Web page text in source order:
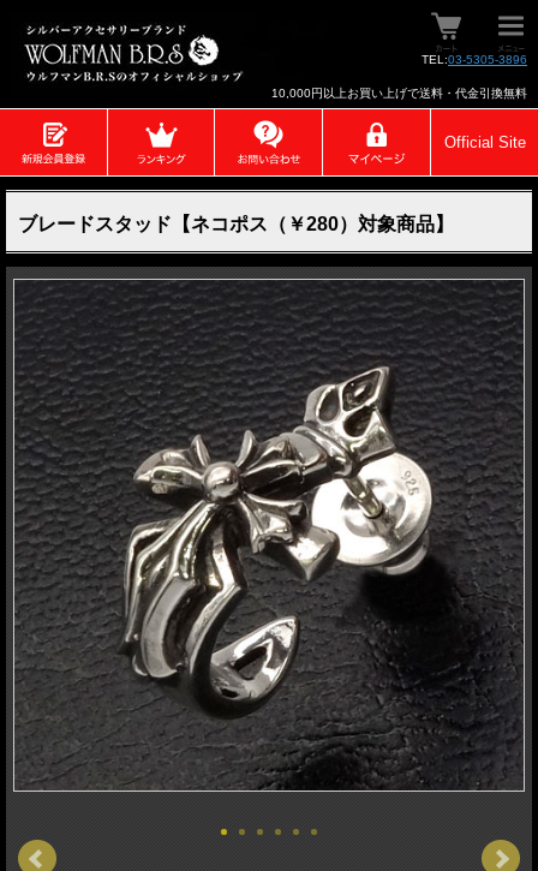
TEL:03-5305-3896
10,000円以上お買い上げで送料・代金引換無料
Official Site
ブレードスタッド【ネコポス（￥280）対象商品】